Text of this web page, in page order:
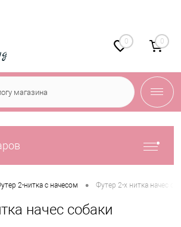
0 0
2-нитка с начесом • Футер 2-х нитка начес
начес собаки